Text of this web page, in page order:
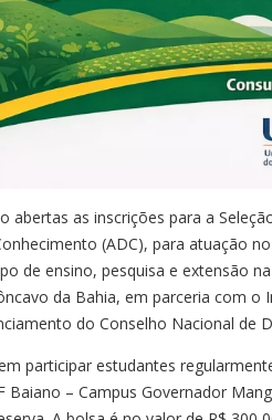
abertas as inscrições para a
(ADC), para atuação
de ensino, pesquisa e extensão
da Bahia, em parceria com o
do Conselho Nacional de
participar estudantes
Baiano – Campus Governador